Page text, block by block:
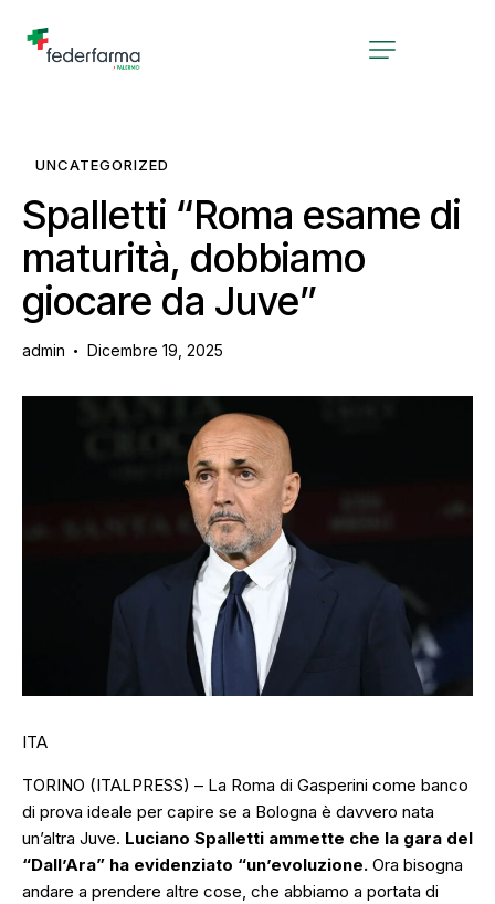
UNCATEGORIZED
Spalletti “Roma esame di
maturità, dobbiamo
giocare da Juve”
admin Dicembre 19, 2025
ITA
TORINO (ITALPRESS) – La Roma di Gasperini come banco
di prova ideale per capire se a Bologna è davvero nata
un’altra Juve. Luciano Spalletti ammette che la gara del
“Dall’Ara” ha evidenziato “un’evoluzione. Ora bisogna
andare a prendere altre cose, che abbiamo a portata di